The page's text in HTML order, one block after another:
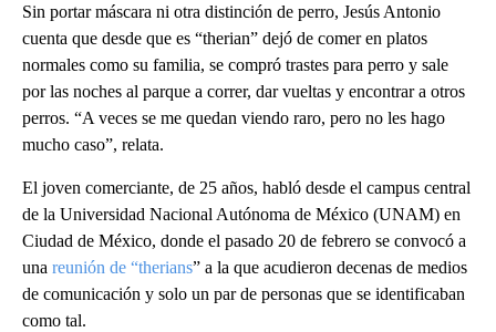
Sin portar máscara ni otra distinción de perro, Jesús Antonio
cuenta que desde que es “therian” dejó de comer en platos
normales como su familia, se compró trastes para perro y sale
por las noches al parque a correr, dar vueltas y encontrar a otros
perros. “A veces se me quedan viendo raro, pero no les hago
mucho caso”, relata.
El joven comerciante, de 25 años, habló desde el campus central
de la Universidad Nacional Autónoma de México (UNAM) en
Ciudad de México, donde el pasado 20 de febrero se convocó a
una reunión de “therians” a la que acudieron decenas de medios
de comunicación y solo un par de personas que se identificaban
como tal.